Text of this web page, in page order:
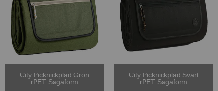
City Picknickpläd Grön
rPET Sagaform
City Picknickpläd Svart
rPET Sagaform